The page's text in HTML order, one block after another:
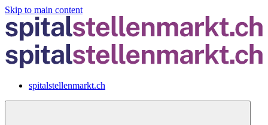
Skip to main content
spitalstellenmarkt.ch